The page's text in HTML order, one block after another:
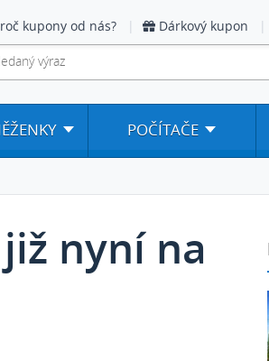
kupony od nás? Dárkový kupon
POČÍTAČE
nyní na